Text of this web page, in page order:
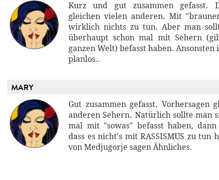
Kurz und gut zusammen gefasst.
gleichen vielen anderen. Mit
wirklich nichts zu tun. Aber man
überhaupt schon mal mit Sehern
ganzen Welt) befasst haben. Ansonsten
planlos..
MARY
Gut zusammen gefasst. Vorhersagen
anderen Sehern. Natürlich sollte man
mal mit "sowas" befasst haben,
dass es nicht's mit RASSISMUS zu tun
von Medjugorje sagen Ähnliches.